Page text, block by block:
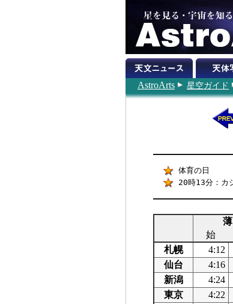
AstroArts 星空ガイド
体育の日
20時13分：カ
始
札幌
4:12
仙台
4:16
新潟
4:24
東京
4:22